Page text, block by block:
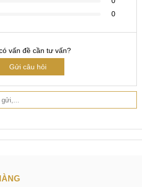
tra.
Galaxy A36
Samsung Galaxy A36
cụ hữu dụng giúp việc giao tiếp
dễ dàng hơn. Việc hư hỏng mic sẽ
chức năng thu âm của điện thoại
0
vấn đề cần tư vấn?
Gửi câu hỏi